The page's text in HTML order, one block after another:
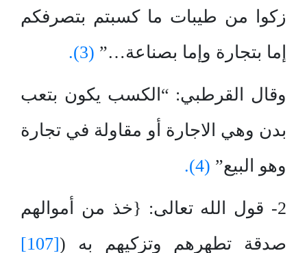
زكوا من طيبات ما كسبتم بتصرفكم
إما بتجارة وإما بصناعة…” (3).
وقال القرطبي: “الكسب يكون بتعب
بدن وهي الاجارة أو مقاولة في تجارة
وهو البيع” (4).
2- قول الله تعالى: {خذ من أموالهم
صدقة تطهرهم وتزكيهم به ([107]